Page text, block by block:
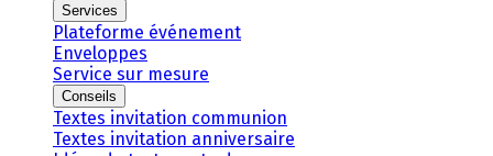
Services
Plateforme événement
Enveloppes
Service sur mesure
Conseils
Textes invitation communion
Textes invitation anniversaire